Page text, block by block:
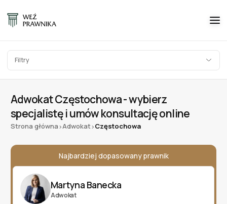
Filtry
Adwokat Częstochowa - wybierz
specjalistę i umów konsultację online
Strona główna>Adwokat>Częstochowa
Najbardziej dopasowany prawnik
Adwokat
Martyna Banecka